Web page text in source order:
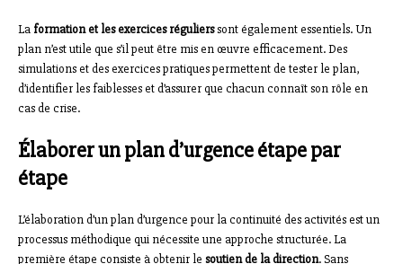
La formation et les exercices régulierssont également essentiels. Un
plan n’est utile que s’il peut être mis en œuvre efficacement. Des
simulations et des exercices pratiques permettent de tester le plan,
d’identifier les faiblesses et d’assurer que chacun connaît son rôle en
cas de crise.
Élaborer un plan d’urgence étape par
étape
L’élaboration d’un plan d’urgence pour la continuité des activités est un
processus méthodique qui nécessite une approche structurée. La
première étape consiste à obtenir le soutien de la direction. Sans